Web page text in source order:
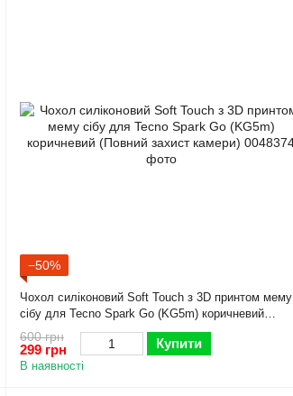
−50%
Чохол силіконовий Soft Touch з 3D принтом мему
сібу для Tecno Spark Go (KG5m) коричневий
(Повний захист камери)
600 грн
299 грн Купити
В наявності